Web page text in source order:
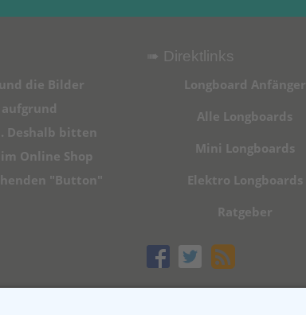
die Bilder
Deshalb bitten
Online Shop
"Button"
➠ Direktlinks
Longboard Anfänger
Alle Longboards
Mini Longboards
Elektro Longboards
Ratgeber